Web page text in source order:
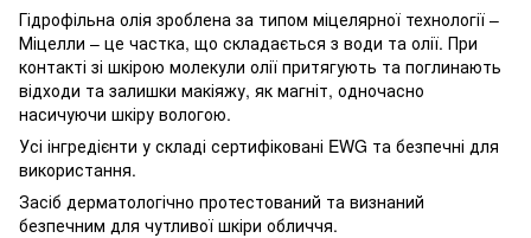
Гідрофільна олія зроблена за типом міцелярної технології –
Міцелли – це частка, що складається з води та олії. При
контакті зі шкірою молекули олії притягують та поглинають
відходи та залишки макіяжу, як магніт, одночасно
насичуючи шкіру вологою.
Усі інгредієнти у складі сертифіковані EWG та безпечні для
використання.
Засіб дерматологічно протестований та визнаний
безпечним для чутливої ​​шкіри обличчя.